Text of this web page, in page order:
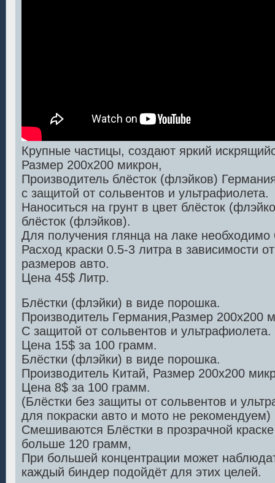
Крупные частицы, создают яркий
Размер 200х200 микрон,
Производитель блёсток (флэйков)
с защитой от сольвентов и ультрафиолета.
Наноситься на грунт в цвет блёсток
блёсток (флэйков).
Для получения глянца на лаке необходимо
Расход краски 0.5-3 литра в зависимости
размеров авто.
Цена 45$ Литр.
Блёстки (флэйки) в виде порошка.
Производитель Германия,Размер 200х200
С защитой от сольвентов и ультрафиолета.
Цена 15$ за 100 грамм.
Блёстки (флэйки) в виде порошка.
Производитель Китай, Размер 200х200
Цена 8$ за 100 грамм.
(Блёстки без защиты от сольвентов и
для покраски авто и мото не рекомендуем)
Смешиваются Блёстки в прозрачной
больше 120 грамм,
При большей концентрации может
каждый биндер подойдёт для этих целей.